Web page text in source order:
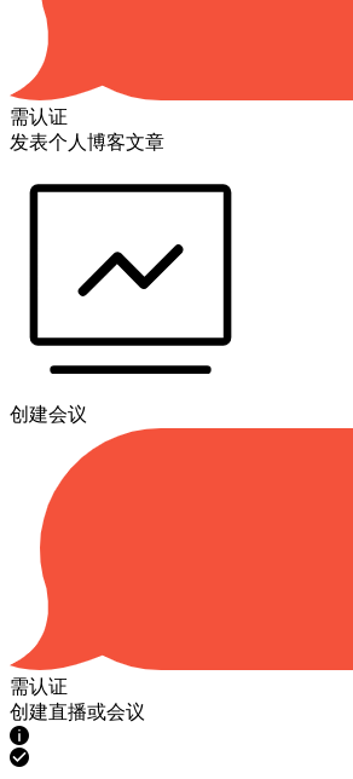
需认证
发表个人博客文章
创建会议
需认证
创建直播或会议